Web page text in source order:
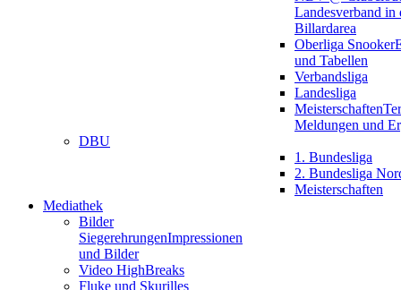
Landesverband in
Billardarea
Oberliga Snooker
und Tabellen
Verbandsliga
Landesliga
Meisterschaften
Meldungen und
DBU
1. Bundesliga
2. Bundesliga
Meisterschaften
Mediathek
Bilder
SiegerehrungenImpressionen
und Bilder
Video HighBreaks
Fluke und Skurilles